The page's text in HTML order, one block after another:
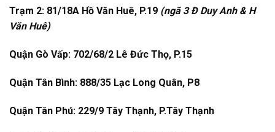
Trạm 2: 81/18A Hồ Văn Huê, P.19 (ngã 3 Đ Duy Anh & H
Văn Huê)
Quận Gò Vấp: 702/68/2 Lê Đức Thọ, P.15
Quận Tân Bình: 888/35 Lạc Long Quân, P8
Quận Tân Phú: 229/9 Tây Thạnh, P.Tây Thạnh